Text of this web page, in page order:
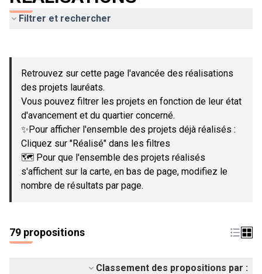
Filtrer et rechercher
−
Retrouvez sur cette page l'avancée des réalisations
des projets lauréats.
Vous pouvez filtrer les projets en fonction de leur état
d'avancement et du quartier concerné.
✨Pour afficher l'ensemble des projets déjà réalisés :
Cliquez sur "Réalisé" dans les filtres
🗺️ Pour que l'ensemble des projets réalisés
s'affichent sur la carte, en bas de page, modifiez le
nombre de résultats par page.
79 propositions
Classement des propositions par :